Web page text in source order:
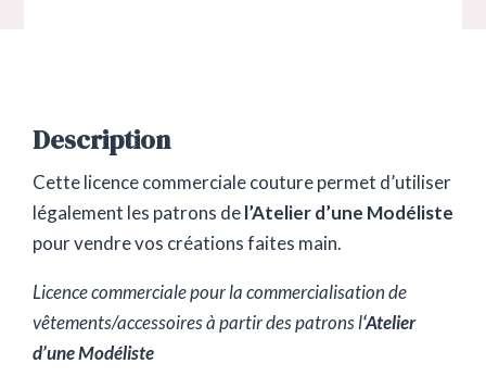
Description
Cette licence commerciale couture permet d’utiliser
légalement les patrons del’Atelier d’une Modéliste
pour vendre vos créations faites main.
Licence commerciale pour la commercialisation de
vêtements/accessoires à partir des patrons l‘Atelier
d’une Modéliste